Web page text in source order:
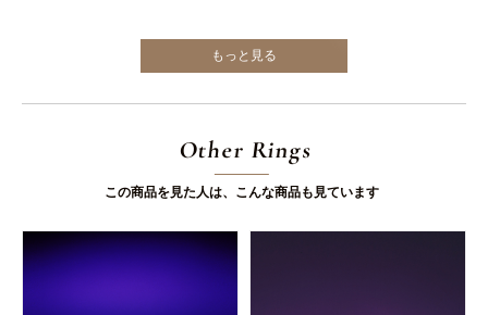
もっと見る
Other Rings
この商品を見た人は、こんな商品も見ています